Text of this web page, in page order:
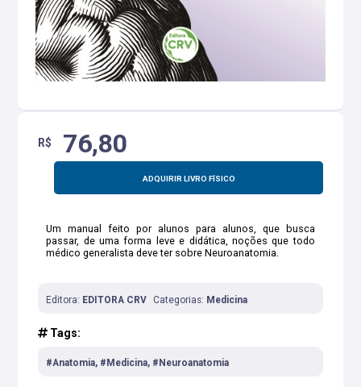
R$ 76,80
ADQUIRIR LIVRO FÍSICO
Um manual feito por alunos para alunos, que busca
passar, de uma forma leve e didática, noções que todo
médico generalista deve ter sobre Neuroanatomia.
Editora: EDITORA CRV Categorias: Medicina
Tags:
#Anatomia, #Medicina, #Neuroanatomia